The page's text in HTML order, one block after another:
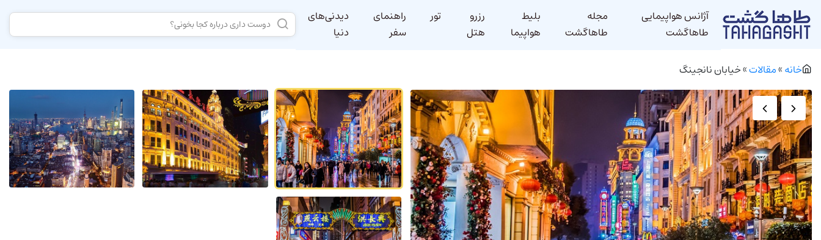
دیدنی‌های
دنیا
راهنمای
سفر
تور
رزرو
هتل
بلیط
هواپیما
مجله
طاهاگشت
آژانس هواپیمایی
طاهاگشت
خانه»مقالات»خیابان نانجینگ